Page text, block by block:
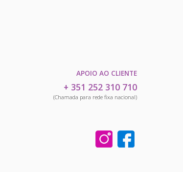
APOIO AO CLIENTE
+ 351 252 310 710
(Chamada para rede fixa nacional)